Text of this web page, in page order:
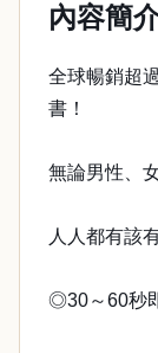
內容簡
全球暢銷超
書！
無論男性、
人人都有該
◎30～60秒